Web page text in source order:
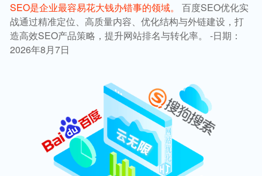
SEO是企业最容易花大钱办错事的领域。
百度SEO优化实
战通过精准定位、高质量内容、优化结构与外链建设，打
造高效SEO产品策略，提升网站排名与转化率。 -日期：
2026年8月7日